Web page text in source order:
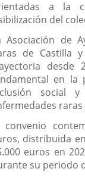
a la
del
Asociación de
de Castilla
desde
en la
social
raras
convenio
distribuida
euros en
su periodo